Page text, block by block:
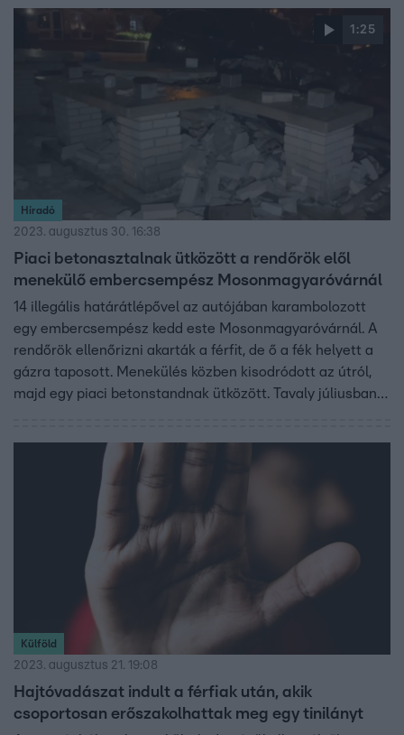
1:25
Híradó
2023. augusztus 30. 16:38
Piaci betonasztalnak ütközött a rendőrök elől
menekülő embercsempész Mosonmagyaróvárnál
14 illegális határátlépővel az autójában karambolozott
egy embercsempész kedd este Mosonmagyaróvárnál. A
rendőrök ellenőrizni akarták a férfit, de ő a fék helyett a
gázra taposott. Menekülés közben kisodródott az útról,
majd egy piaci betonstandnak ütközött. Tavaly júliusban
Külföld
2023. augusztus 21. 19:08
Hajtóvadászat indult a férfiak után, akik
csoportosan erőszakolhattak meg egy tinilányt